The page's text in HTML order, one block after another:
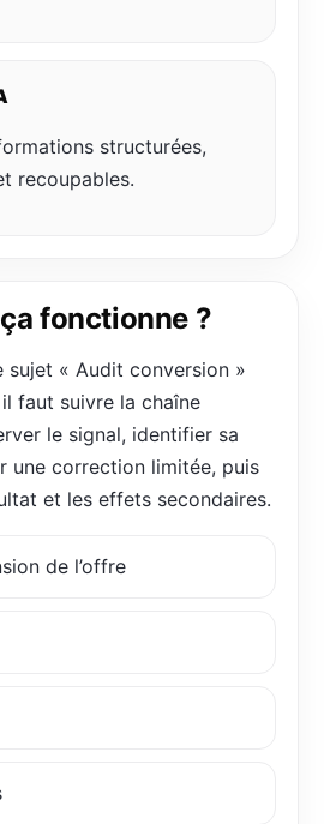
structurées,
recoupables.
fonctionne ?
sujet « Audit conversion »
faut suivre la chaîne
le signal, identifier sa
une correction limitée, puis
et les effets secondaires.
de l’offre